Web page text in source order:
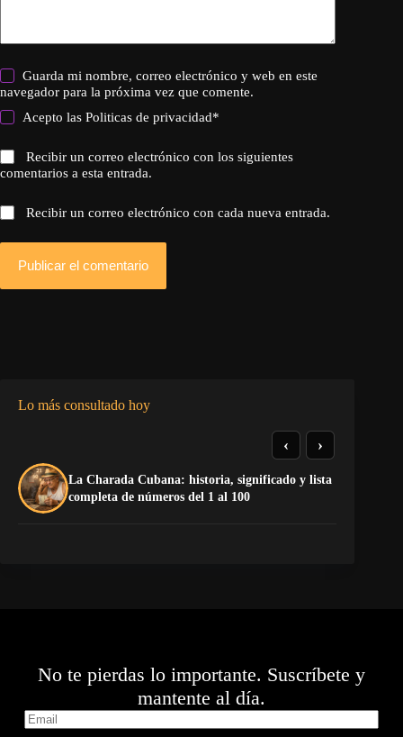
Guarda mi nombre, correo electrónico y web en este
navegador para la próxima vez que comente.
Acepto lasPoliticas de privacidad*
Recibir un correo electrónico con los siguientes
comentarios a esta entrada.
Recibir un correo electrónico con cada nueva entrada.
Publicar el comentario
Lo más consultado hoy
La Charada Cubana: historia, significado y lista
completa de números del 1 al 100
‹ ›
No te pierdas lo importante. Suscríbete y
mantente al día.